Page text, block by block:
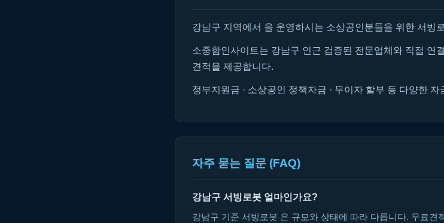
강남구 지역에서 을 운영하시는 소상공인분들을 위한 서빙
소중함인사이트는 강남구 인근 검증된 전문업체와 직접 연
견적을 제공합니다.
정부지원금 · 소상공인 정책자금 · 무이자 할부 등 다양한
자주 묻는 질문 (FAQ)
강남구 서빙로봇 얼마인가요?
강남구 기준 서빙로봇 은 규모와 상태에 따라 다릅니다. 무료견